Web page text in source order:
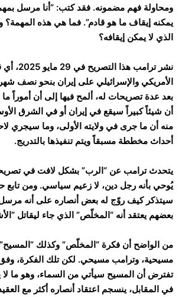
ومحاولة فهم مضمونه. فقد كتب: “أنا مرسل
يمكنه إيقاف ما هو قادم”. فما هي هذه المهمة؟
الذي لا يمكن إيقافه؟
نشر ترامب
الأمريكي والإسرائيلي على إيران بنحو نصف
بعد عدة تصريحات له، ألمح فيها إلى أن أموراً
أن شيئاً كبيراً سيقع في إيران أو في الشرق
منه أن ما جرى في ولايته الأولى، وما سيجري
أحداث مخططة مسبقاً ويتم تنفيذها بالتدريج.
يتحدث ترامب عن “الرب” بشكل لافت في
يُوحي بأنه رجل دين، لا زعيم سياسي. ومن تابع
سيتذكر كيف روّج له بعض أنصاره على أنه
بعضهم يعتقد أنه “المخلّص” الذي جاء ليقاتل
من الواضح أن فكرة “المخلّص” وكذلك
مسيحية، وترامب مسيحي. لكن تلك الفكرة، وفق
تفترض أن المسيح سيأتي من السماء، وهو ما
في المقابل، ينسجم اعتقاد أنصاره أكثر مع